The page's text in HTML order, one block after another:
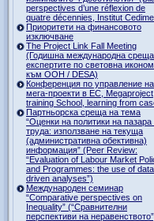
perspectives d’une réflexion de
quatre décennies, Institut
Приоритети на финансовото
изключване
The Project Link Fall Meeting
(Годишна международна
експертите по световна
към ООН / DESA)
Конференция по управление на
мега-проекти в ЕС, Megaproject
training School, learning from
Партньорска среща на тема
“Оценки на политики на пазара
труда: използване на текуща
(административна обективна)
информация” (Peer Review:
“Evaluation of Labour Market
and Programmes: the use of
driven analyses”)
Международен семинар
“Comparative perspectives on
Inequality” (“Сравнителни
перспективи на